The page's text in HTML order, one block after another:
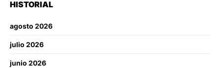
HISTORIAL
agosto 2026
julio 2026
junio 2026